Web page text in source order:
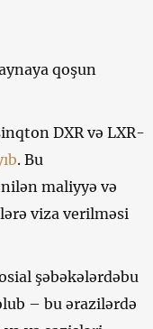
qoşun
DXR və LXR-
. Bu
maliyyə və
viza verilməsi
şəbəkələrdəbu
– bu ərazilərdə